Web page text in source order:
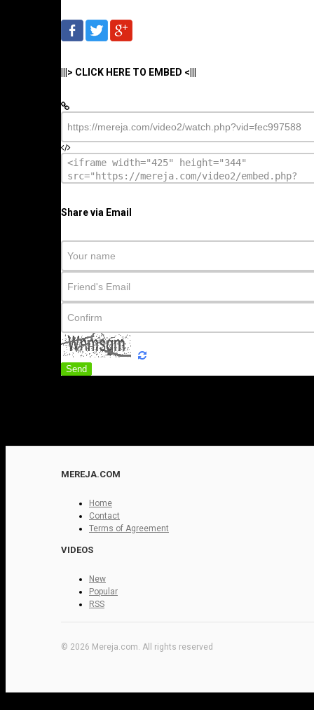
|||> CLICK HERE TO EMBED <|||
Share via Email
Send
MEREJA.COM
Home
Contact
Terms of Agreement
VIDEOS
New
Popular
RSS
© 2026 Mereja.com. All rights reserved